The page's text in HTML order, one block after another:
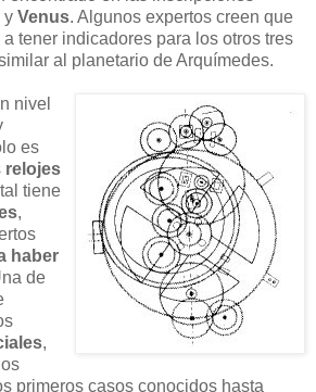
y Venus. Algunos expertos creen que
tener indicadores para los otros tres
al planetario de Arquímedes.
nivel
es
relojes
tiene
,
haber
de
,
primeros casos conocidos hasta